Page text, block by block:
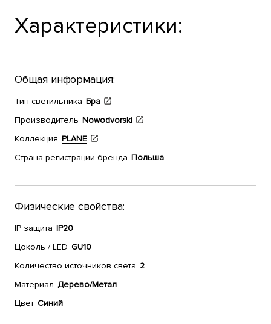
Характеристики:
Общая информация:
Тип светильника Бра
Производитель Nowodvorski
Коллекция PLANE
Страна регистрации бренда Польша
Физические свойства:
IP защита IP20
Цоколь / LED GU10
Количество источников света 2
Материал Дерево/Метал
Цвет Синий